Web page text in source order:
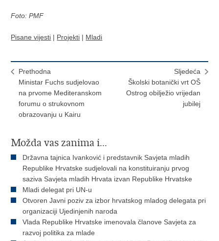
Foto: PMF
Pisane vijesti | Projekti | Mladi
Prethodna
Ministar Fuchs sudjelovao
na prvome Mediteranskom
forumu o strukovnom
obrazovanju u Kairu
Sljedeća
Školski botanički vrt OŠ
Ostrog obilježio vrijedan
jubilej
Možda vas zanima i...
Državna tajnica Ivanković i predstavnik Savjeta mladih
Republike Hrvatske sudjelovali na konstituiranju prvog
saziva Savjeta mladih Hrvata izvan Republike Hrvatske
Mladi delegat pri UN-u
Otvoren Javni poziv za izbor hrvatskog mladog delegata pri
organizaciji Ujedinjenih naroda
Vlada Republike Hrvatske imenovala članove Savjeta za
razvoj politika za mlade